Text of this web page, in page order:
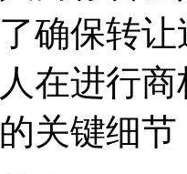
确保转
在进行
关键细节